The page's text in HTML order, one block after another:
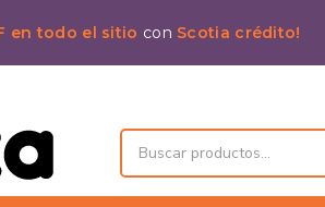
en todo el sitio con Scotia crédito!